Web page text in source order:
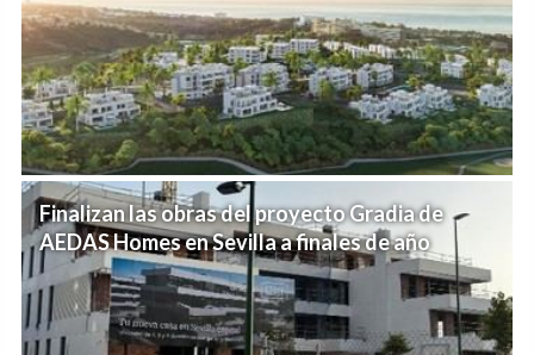
Finalizan las obras del proyecto Gradia de
AEDAS Homes en Sevilla a finales de año